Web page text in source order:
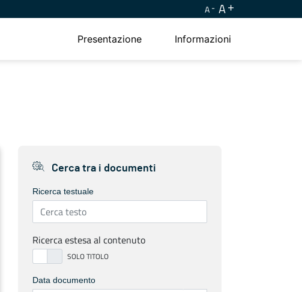
A A
Presentazione Informazioni
Cerca tra i documenti
Ricerca testuale
Ricerca estesa al contenuto
Data documento